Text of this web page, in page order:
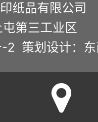
纸品有限公司
第三工业区
策划设计：